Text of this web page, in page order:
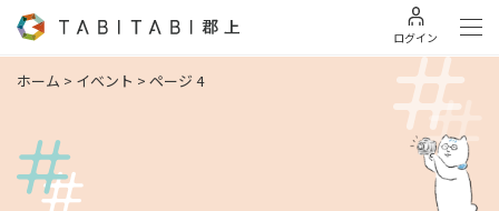
ログイン
ホーム > イベント > ページ 4